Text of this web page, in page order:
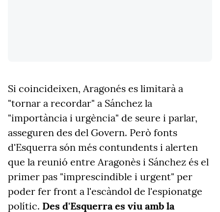
Si coincideixen, Aragonés es limitarà a
"tornar a recordar" a Sánchez la
"importància i urgència" de seure i parlar,
asseguren des del Govern. Però fonts
d'Esquerra són més contundents i alerten
que la reunió entre Aragonès i Sánchez és el
primer pas "imprescindible i urgent" per
poder fer front a l'escàndol de l'espionatge
polític. Des d'Esquerra es viu amb la